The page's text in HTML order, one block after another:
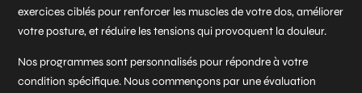
exercices ciblés pour renforcer les muscles de votre dos, améliorer
votre posture, et réduire les tensions qui provoquent la douleur.
Nos programmes sont personnalisés pour répondre à votre
condition spécifique. Nous commençons par une évaluation